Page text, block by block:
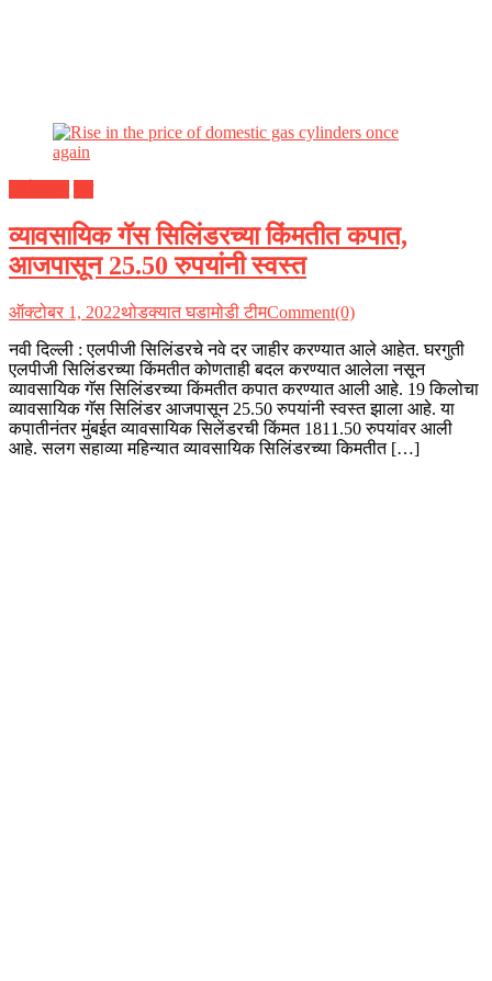
व्यावसायिक गॅस सिलिंडरच्या किंमतीत कपात,
आजपासून 25.50 रुपयांनी स्वस्त
ऑक्टोबर 1, 2022थोडक्यात घडामोडी टीमComment(0)
नवी दिल्ली : एलपीजी सिलिंडरचे नवे दर जाहीर करण्यात आले आहेत. घरगुती
एलपीजी सिलिंडरच्या किंमतीत कोणताही बदल करण्यात आलेला नसून
व्यावसायिक गॅस सिलिंडरच्या किंमतीत कपात करण्यात आली आहे. 19 किलोचा
व्यावसायिक गॅस सिलिंडर आजपासून 25.50 रुपयांनी स्वस्त झाला आहे. या
कपातीनंतर मुंबईत व्यावसायिक सिलेंडरची किंमत 1811.50 रुपयांवर आली
आहे. सलग सहाव्या महिन्यात व्यावसायिक सिलिंडरच्या किमतीत […]